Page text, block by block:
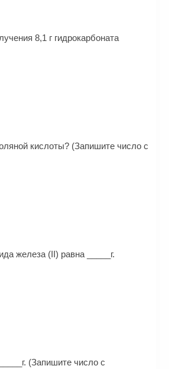
8,1 г гидрокарбоната
кислоты? (Запишите число с
железа (II) равна _____г.
(Запишите число с